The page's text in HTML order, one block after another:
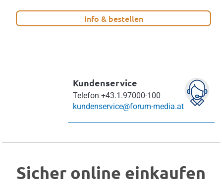
Info & bestellen
Kundenservice
Telefon +43.1.97000-100
kundenservice@forum-media.at
Sicher online einkaufen